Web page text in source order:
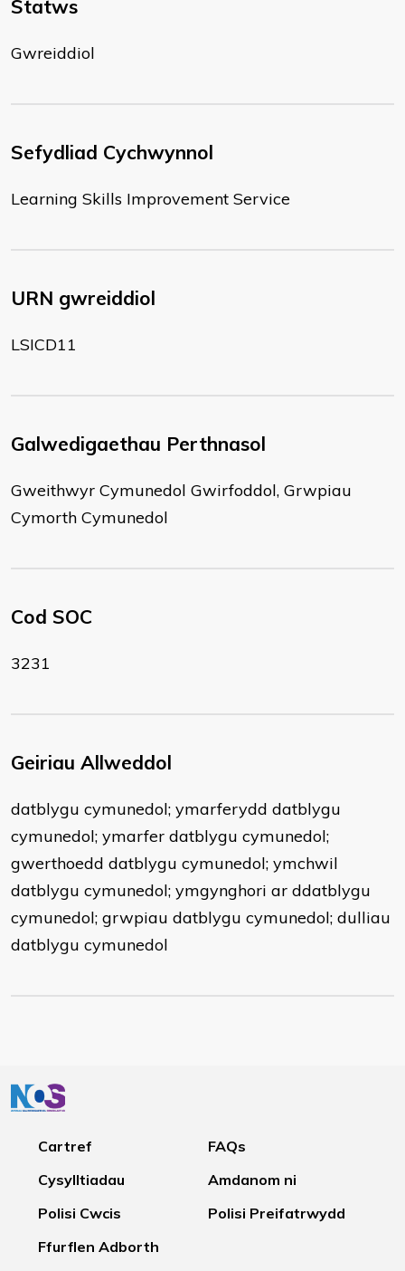
Statws
Gwreiddiol
Sefydliad Cychwynnol
Learning Skills Improvement Service
URN gwreiddiol
LSICD11
Galwedigaethau Perthnasol
Gweithwyr Cymunedol Gwirfoddol, Grwpiau
Cymorth Cymunedol
Cod SOC
3231
Geiriau Allweddol
datblygu cymunedol; ymarferydd datblygu
cymunedol; ymarfer datblygu cymunedol;
gwerthoedd datblygu cymunedol; ymchwil
datblygu cymunedol; ymgynghori ar ddatblygu
cymunedol; grwpiau datblygu cymunedol; dulliau
datblygu cymunedol
Cartref
FAQs
Cysylltiadau
Amdanom ni
Polisi Cwcis
Polisi Preifatrwydd
Ffurflen Adborth